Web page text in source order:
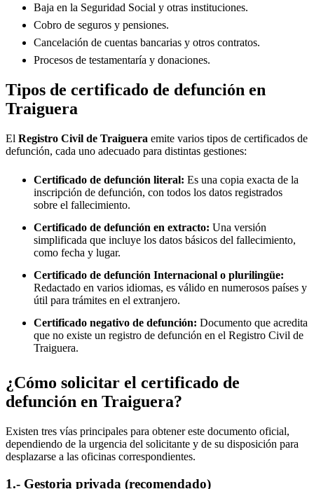
Baja en la Seguridad Social y otras instituciones.
Cobro de seguros y pensiones.
Cancelación de cuentas bancarias y otros contratos.
Procesos de testamentaría y donaciones.
Tipos de certificado de defunción en
Traiguera
El Registro Civil de Traiguera emite varios tipos de certificados de
defunción, cada uno adecuado para distintas gestiones:
Certificado de defunción literal: Es una copia exacta de la
inscripción de defunción, con todos los datos registrados
sobre el fallecimiento.
Certificado de defunción en extracto: Una versión
simplificada que incluye los datos básicos del fallecimiento,
como fecha y lugar.
Certificado de defunción Internacional o plurilingüe:
Redactado en varios idiomas, es válido en numerosos países y
útil para trámites en el extranjero.
Certificado negativo de defunción: Documento que acredita
que no existe un registro de defunción en el Registro Civil de
Traiguera.
¿Cómo solicitar el certificado de
defunción en Traiguera?
Existen tres vías principales para obtener este documento oficial,
dependiendo de la urgencia del solicitante y de su disposición para
desplazarse a las oficinas correspondientes.
1.- Gestoria privada (recomendado)